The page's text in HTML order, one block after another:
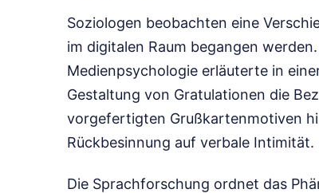
Soziologen beobachten eine
im digitalen Raum begangen
Medienpsychologie erläuterte in
Gestaltung von Gratulationen die
vorgefertigten Grußkartenmotiven
Rückbesinnung auf verbale Intimität.
Die Sprachforschung ordnet das